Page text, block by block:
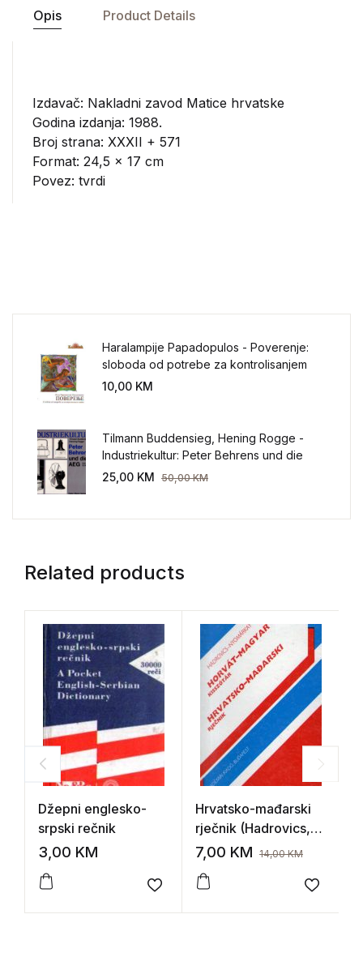
Opis Product Details
Izdavač: Nakladni zavod Matice hrvatske
Godina izdanja: 1988.
Broj strana: XXXII + 571
Format: 24,5 x 17 cm
Povez: tvrdi
Haralampije Papadopulos - Poverenje:
sloboda od potrebe za kontrolisanjem
sveta
10,00 KM
Tilmann Buddensieg, Hening Rogge -
Industriekultur: Peter Behrens und die
AEG 1907-1914.
25,00 KM 50,00KM
Related products
Džepni englesko-
srpski rečnik
3,00 KM
Add to wishlist
Hrvatsko-mađarski
rječnik (Hadrovics,
Nyomarkay)
7,00 KM 14,00KM
Add to